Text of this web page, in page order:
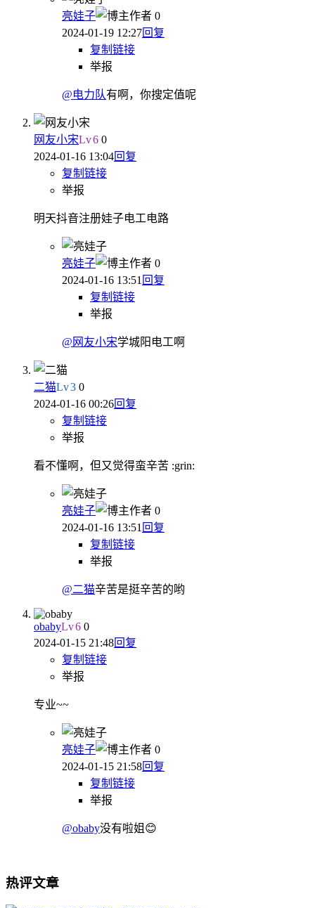
亮娃子 作者 0
2024-01-19 12:27回复
复制链接
举报
@电力队有啊，你搜定值呢
网友小宋Lv6 0
2024-01-16 13:04回复
复制链接
举报
明天抖音注册娃子电工电路
亮娃子 作者 0
2024-01-16 13:51 回复
复制链接
举报
@网友小宋学城阳电工啊
二猫Lv3 0
2024-01-16 00:26回复
复制链接
举报
看不懂啊，但又觉得蛮辛苦 :grin:
亮娃子 作者 0
2024-01-16 13:51 回复
复制链接
举报
@二猫辛苦是挺辛苦的哟
obabyLv6 0
2024-01-15 21:48回复
复制链接
举报
专业~~
亮娃子 作者 0
2024-01-15 21:58回复
复制链接
举报
@obaby没有啦姐😊
热评文章